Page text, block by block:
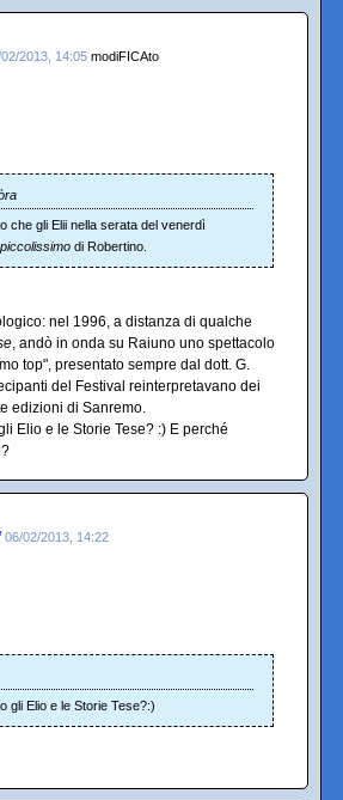
2013, 14:05 modiFICAto
che gli Elii nella serata del venerdì
di Robertino.
nel 1996, a distanza di qualche
, andò in onda su Raiuno uno spettacolo
top", presentato sempre dal dott. G.
del Festival reinterpretavano dei
edizioni di Sanremo.
Elio e le Storie Tese? :) E perché
06/02/2013, 14:22
gli Elio e le Storie Tese?:)